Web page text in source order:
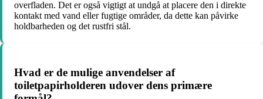
overfladen. Det er også vigtigt at undgå at placere den i direkte
kontakt med vand eller fugtige områder, da dette kan påvirke
holdbarheden og det rustfri stål.
Hvad er de mulige anvendelser af
toiletpapirholderen udover dens primære